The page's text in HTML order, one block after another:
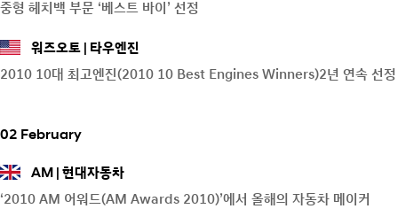
중형 헤치백 부문 ‘베스트 바이’ 선정
워즈오토
타우엔진
2010 10대 최고엔진(2010 10 Best Engines Winners)2년 연속 선정
02 February
AM 현대자동차
‘2010 AM 어워드(AM Awards 2010)’에서 올해의 자동차 메이커